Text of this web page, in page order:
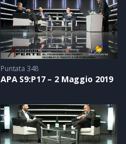
Puntata 348
APA S9:P17 – 2 Maggio 2019